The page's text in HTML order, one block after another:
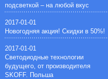
подсветкой – на любой вкус
2017-01-01
Новогодняя акция! Скидки в 50%!
2017-01-01
Светодиодные технологии
будущего, от производителя
SKOFF. Польша